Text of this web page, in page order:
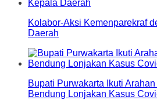
Kolabor-Aksi Kemenparekraf
Daerah
Bupati Purwakarta Ikuti
Bendung Lonjakan Kasus